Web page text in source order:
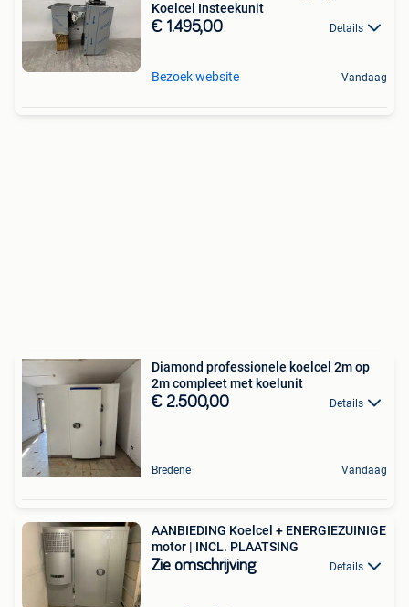
Koelcel Insteekunit
€ 1.495,00 Details
Bezoek website Vandaag
Diamond professionele koelcel 2m op
2m compleet met koelunit
€ 2.500,00 Details
Bredene Vandaag
AANBIEDING Koelcel + ENERGIEZUINIGE
motor | INCL. PLAATSING
Zie omschrijving Details